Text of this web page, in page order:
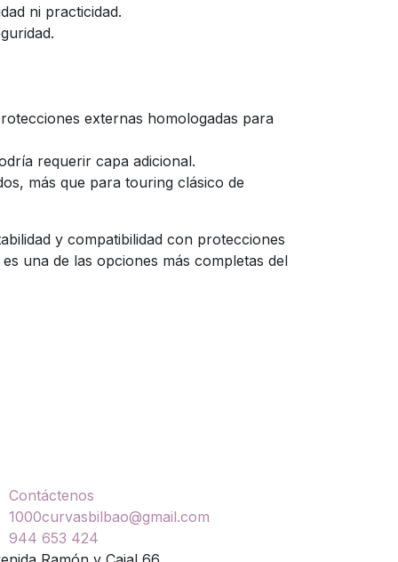
ni practicidad.
externas homologadas para
requerir capa adicional.
más que para touring clásico de
y compatibilidad con protecciones
una de las opciones más completas del
Contáctenos
1000curvasbilbao@gmail.com
944 653 424